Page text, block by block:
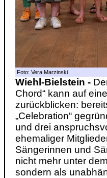
Foto: Vera Marzinski
Wiehl-Bielstein -
Chord“ kann auf
zurückblicken:
„Celebration“
und drei
ehemaliger
Sängerinnen und
nicht mehr unter
sondern als